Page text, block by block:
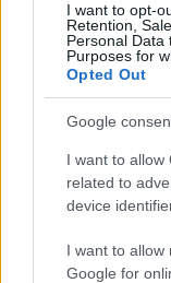
I want to opt-
Retention,
Personal Data
Purposes for
Opted Out
Google
I want to allow
related to
device
I want to allow
Google for
Életmód